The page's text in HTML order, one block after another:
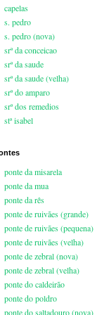
capelas
s. pedro
s. pedro (nova)
srª da conceicao
srª da saude
srª da saude (velha)
srª do amparo
srª dos remedios
stª isabel
ponte da misarela
ponte da mua
ponte da rês
ponte de ruivães (grande)
ponte de ruivães (pequena)
ponte de ruivães (velha)
ponte de zebral (nova)
ponte de zebral (velha)
ponte do caldeirão
ponte do poldro
ponte do saltadouro (nova)